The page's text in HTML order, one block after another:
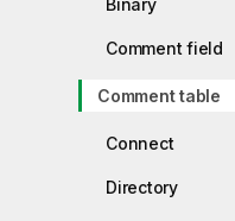
Binary
Comment field
Comment table
Connect
Directory